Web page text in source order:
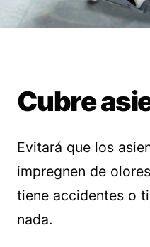
Cubre
Evitará que los
impregnen de
tiene accidentes o
nada.